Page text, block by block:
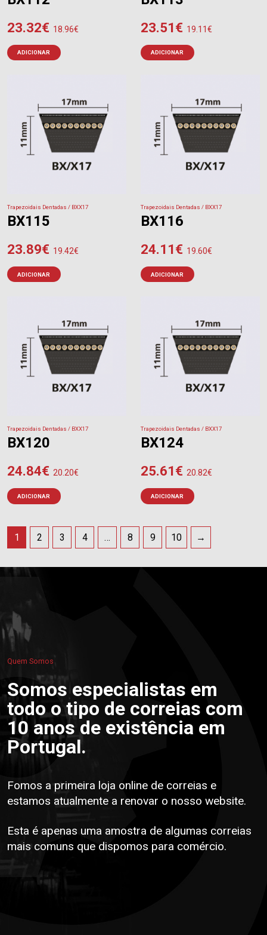
23.32€ 18.96€
ADICIONAR
23.51€ 19.11€
ADICIONAR
Trapezoidais Dentadas / BXX17
BX115
23.89€ 19.42€
ADICIONAR
Trapezoidais Dentadas / BXX17
BX116
24.11€ 19.60€
ADICIONAR
Trapezoidais Dentadas / BXX17
BX120
24.84€ 20.20€
ADICIONAR
Trapezoidais Dentadas / BXX17
BX124
25.61€ 20.82€
ADICIONAR
1 2 3 4 … 8 9 10 →
Quem Somos
Somos especialistas em
todo o tipo de correias com
10 anos de existência em
Portugal.
Fomos a primeira loja online de correias e
estamos atualmente a renovar o nosso website.
Esta é apenas uma amostra de algumas correias
mais comuns que dispomos para comércio.